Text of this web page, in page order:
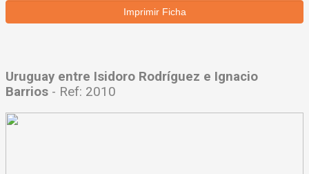
Uruguay entre Isidoro Rodríguez e Ignacio
Barrios - Ref: 2010